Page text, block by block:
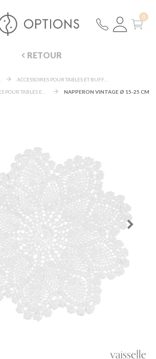
RETOUR
ACCESSOIRES POUR TABLES ET BUFFETS
PETITS ACCESSOIRES POUR TABLES ET BUFFETS
NAPPERON VINTAGE Ø 15-25 CM